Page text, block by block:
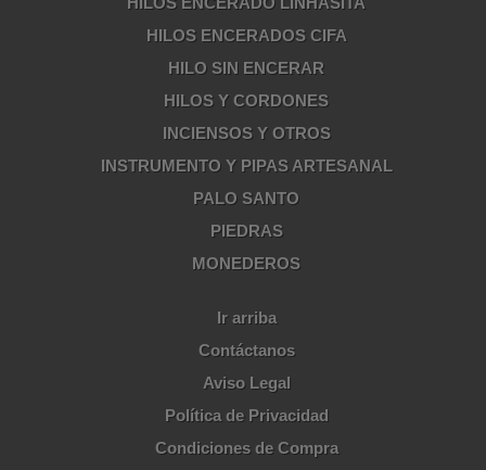
HILOS ENCERADOS CIFA
HILO SIN ENCERAR
HILOS Y CORDONES
INCIENSOS Y OTROS
INSTRUMENTO Y PIPAS ARTESANAL
PALO SANTO
PIEDRAS
MONEDEROS
Ir arriba
Contáctanos
Aviso Legal
Política de Privacidad
Condiciones de Compra